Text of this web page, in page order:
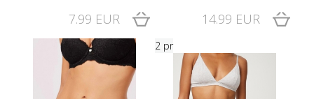
7.99 EUR
14.99 EUR
2 pr